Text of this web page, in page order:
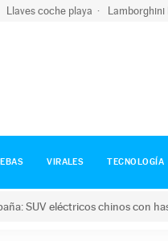
Llaves coche playa Lamborghini
VIRALES TECNOLOGÍA
SUV eléctricos chinos con